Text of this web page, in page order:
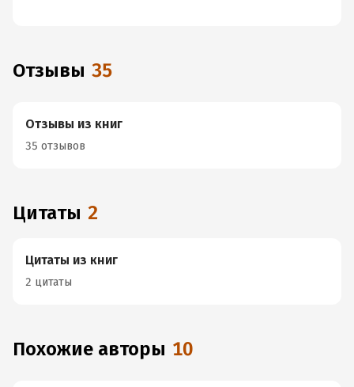
Отзывы 35
Отзывы из книг
35 отзывов
Цитаты 2
Цитаты из книг
2 цитаты
Похожие авторы 10